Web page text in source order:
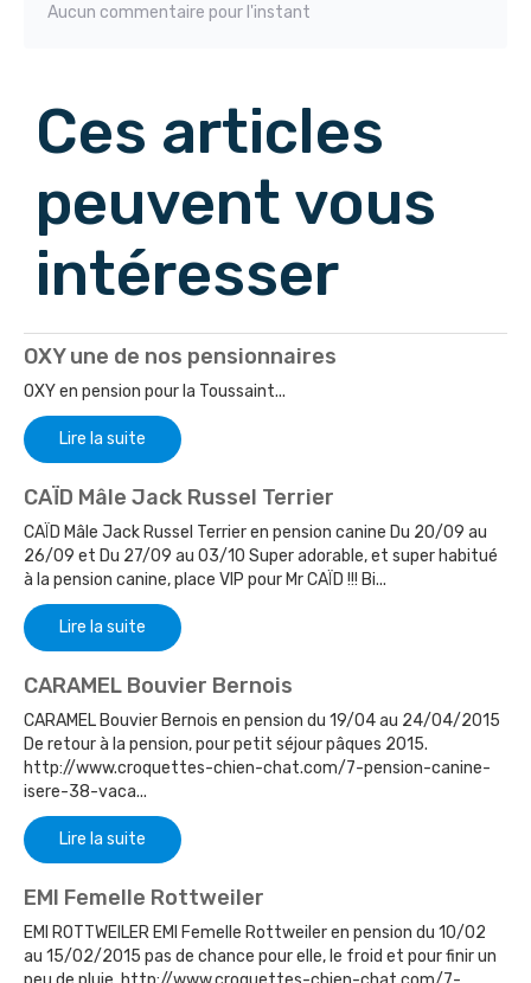
Aucun commentaire pour l'instant
Ces articles
peuvent vous
intéresser
OXY une de nos pensionnaires
OXY en pension pour la Toussaint...
Lire la suite
CAÏD Mâle Jack Russel Terrier
CAÏD Mâle Jack Russel Terrier en pension canine Du 20/09 au
26/09 et Du 27/09 au 03/10 Super adorable, et super habitué
à la pension canine, place VIP pour Mr CAÏD !!! Bi...
Lire la suite
CARAMEL Bouvier Bernois
CARAMEL Bouvier Bernois en pension du 19/04 au 24/04/2015
De retour à la pension, pour petit séjour pâques 2015.
http://www.croquettes-chien-chat.com/7-pension-canine-
isere-38-vaca...
Lire la suite
EMI Femelle Rottweiler
EMI ROTTWEILER EMI Femelle Rottweiler en pension du 10/02
au 15/02/2015 pas de chance pour elle, le froid et pour finir un